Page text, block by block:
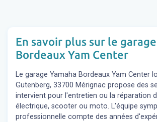
En savoir plus sur le
Bordeaux Yam Center
Le garage Yamaha Bordeaux Yam Center
Gutenberg, 33700 Mérignac propose des
intervient pour l'entretien ou la réparation
électrique, scooter ou moto. L'équipe
professionnelle compte des années